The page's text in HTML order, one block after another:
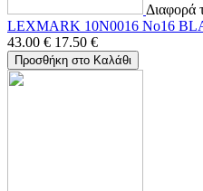
Διαφορά
LEXMARK 10N0016 No16
43.00 € 17.50 €
Προσθήκη στο Καλάθι